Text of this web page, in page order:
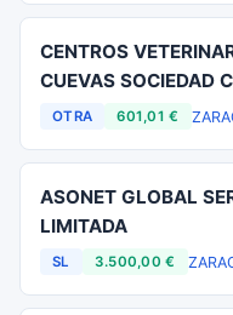
CENTROS
CUEVAS SOCIEDAD
OTRA 601,01 €
ASONET GLOBAL
LIMITADA
SL 3.500,00 €